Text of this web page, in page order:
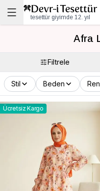
tesettür giyimde 12. yıl
Afra
Filtrele
Stil Beden
Ücretsiz Kargo